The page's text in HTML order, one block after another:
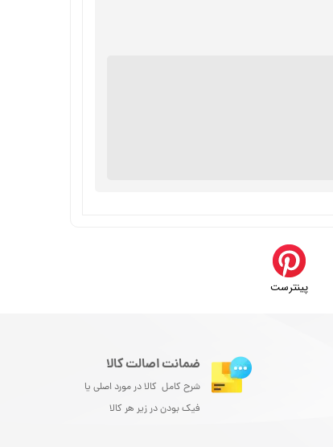
پینترست
ضمانت اصالت کالا
شرح کامل کالا در مورد اصلی یا
فیک بودن در زیر هر کالا